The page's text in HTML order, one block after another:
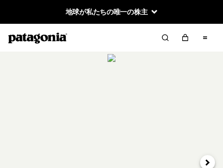
地球が私たちの唯一の株主
次へ